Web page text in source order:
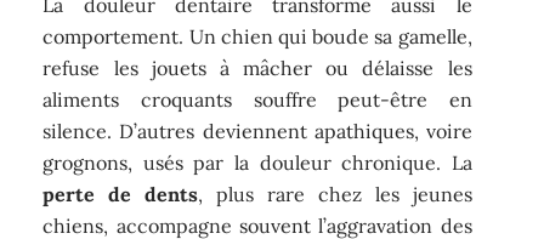
La douleur dentaire transforme aussi le
comportement. Un chien qui boude sa gamelle,
refuse les jouets à mâcher ou délaisse les
aliments croquants souffre peut-être en
silence. D’autres deviennent apathiques, voire
grognons, usés par la douleur chronique. La
perte de dents, plus rare chez les jeunes
chiens, accompagne souvent l’aggravation des